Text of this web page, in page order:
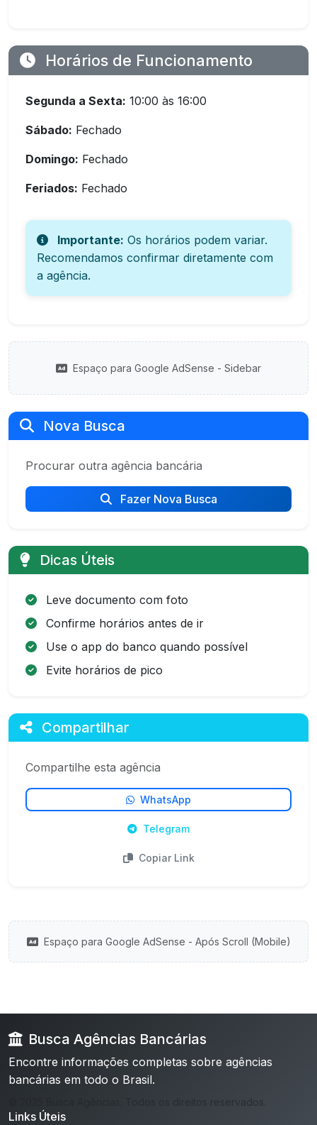
Horários de Funcionamento
Segunda a Sexta: 10:00 às 16:00
Sábado: Fechado
Domingo: Fechado
Feriados: Fechado
Importante: Os horários podem variar.
Recomendamos confirmar diretamente com
a agência.
Espaço para Google AdSense - Sidebar
Nova Busca
Procurar outra agência bancária
Fazer Nova Busca
Dicas Úteis
Leve documento com foto
Confirme horários antes de ir
Use o app do banco quando possível
Evite horários de pico
Compartilhar
Compartilhe esta agência
WhatsApp
Telegram
Copiar Link
Espaço para Google AdSense - Após Scroll (Mobile)
Busca Agências Bancárias
Encontre informações completas sobre agências
bancárias em todo o Brasil.
© 2025 Busca Agências. Todos os direitos reservados.
Links Úteis